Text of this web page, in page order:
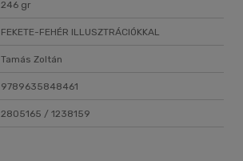
246 gr
FEKETE-FEHÉR ILLUSZTRÁCIÓKKAL
Tamás Zoltán
9789635848461
2805165 / 1238159